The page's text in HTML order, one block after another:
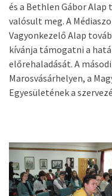
és a Bethlen Gábor
valósult meg. A
Vagyonkezelő Alap
kívánja támogatni a
előrehaladását. A
Marosvásárhelyen, a
Egyesületének a